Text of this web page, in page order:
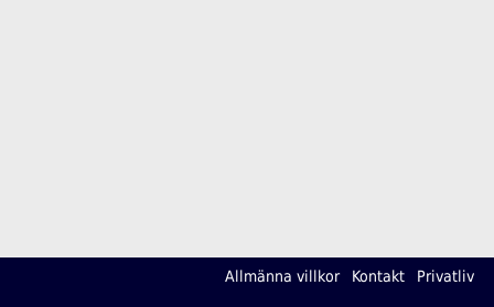
Allmänna villkor Kontakt Privatliv